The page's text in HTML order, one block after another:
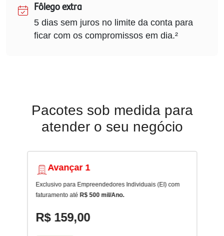
Fôlego extra
5 dias sem juros no limite da conta para
ficar com os compromissos em dia.²
Pacotes sob medida para
atender o seu negócio
Avançar 1
Exclusivo para Empreendedores Individuais (EI) com
faturamento até R$ 500 mil/Ano.
R$ 159,00